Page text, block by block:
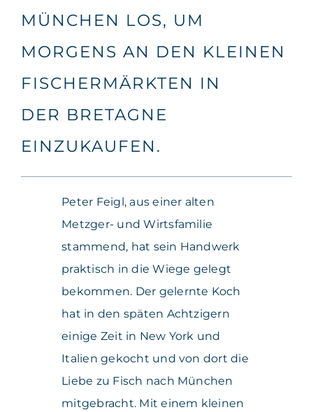
MÜNCHEN LOS, UM
MORGENS AN DEN KLEINEN
FISCHERMÄRKTEN IN
DER BRETAGNE
EINZUKAUFEN.
Peter Feigl, aus einer alten
Metzger- und Wirtsfamilie
stammend, hat sein Handwerk
praktisch in die Wiege gelegt
bekommen. Der gelernte Koch
hat in den späten Achtzigern
einige Zeit in New York und
Italien gekocht und von dort die
Liebe zu Fisch nach München
mitgebracht. Mit einem kleinen